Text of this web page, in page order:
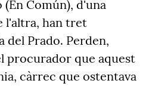
(En Común), d'una
l'altra, han tret
del Prado. Perden,
procurador que aquest
càrrec que ostentava